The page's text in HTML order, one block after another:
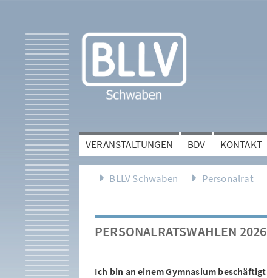
VERANSTALTUNGEN BDV KONTAKT
BLLV Schwaben Personalrat
PERSONALRATSWAHLEN 2026
Ich bin an einem Gymnasium beschäftigt